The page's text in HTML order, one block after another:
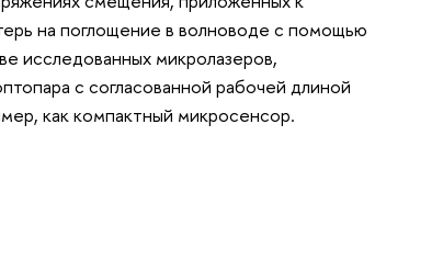
на поглощение в волноводе с помощью
исследованных микролазеров,
с согласованной рабочей длиной
как компактный микросенсор.